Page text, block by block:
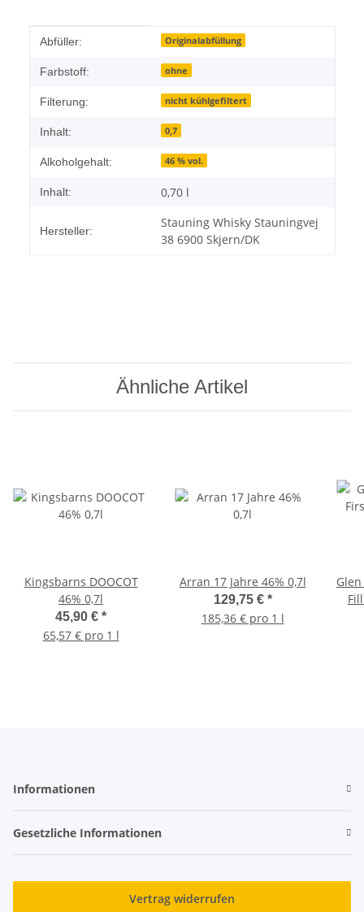
Produkteigenschaft
Wert
Abfüller: Originalabfüllung
Farbstoff: ohne
Filterung: nicht kühlgefiltert
Inhalt: 0,7
Alkoholgehalt: 46 % vol.
Inhalt: 0,70 l
Hersteller:
Stauning Whisky Stauningvej
38 6900 Skjern/DK
Ähnliche Artikel
Kingsbarns DOOCOT
46% 0,7l
45,90 € *
65,57 € pro 1 l
Arran 17 Jahre 46% 0,7l
129,75 € *
185,36 € pro 1 l
Informationen
Gesetzliche Informationen
Vertrag widerrufen